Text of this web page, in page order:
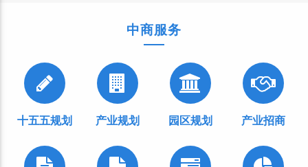
中商服务
十五五规划 产业规划 园区规划 产业招商